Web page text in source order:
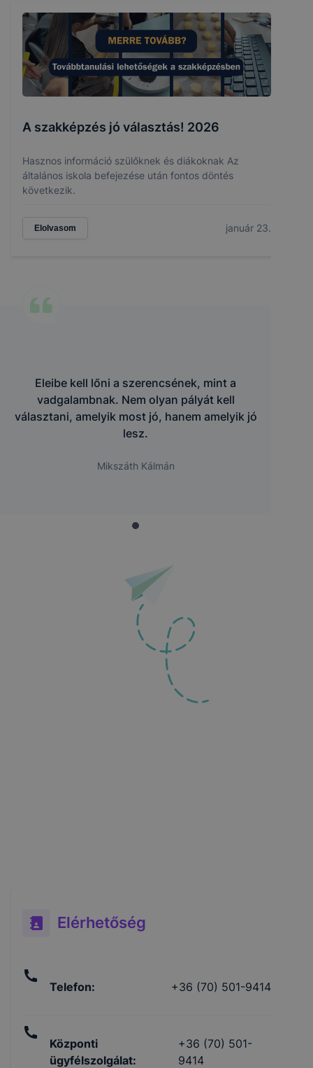
A szakképzés jó választás! 2026
Hasznos információ szülőknek és diákoknak Az
általános iskola befejezése után fontos döntés
következik.
Elolvasom január 23.
Eleibe kell lőni a szerencsének, mint a
vadgalambnak. Nem olyan pályát kell
választani, amelyik most jó, hanem amelyik jó
lesz.
Mikszáth Kálmán
Elérhetőség
Telefon: +36 (70) 501-9414
Központi
ügyfélszolgálat:
+36 (70) 501-
9414